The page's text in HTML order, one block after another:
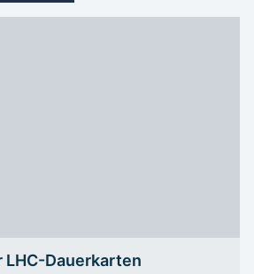
LHC-Dauerkarten